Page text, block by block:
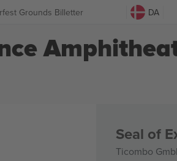
Grounds Billetter DA
Seal of
Ticombo